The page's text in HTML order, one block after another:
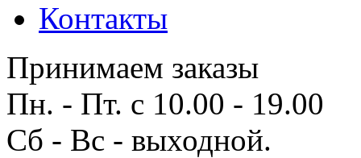
Контакты
Принимаем заказы
Пн. - Пт. с 10.00 - 19.00
Сб - Вс - выходной.